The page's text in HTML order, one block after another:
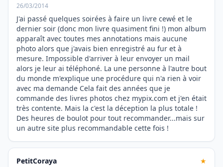
26/03/2014
J'ai passé quelques soirées à faire un livre cewé et le
dernier soir (donc mon livre quasiment fini !) mon album
apparaît avec toutes mes annotations mais aucune
photo alors que j'avais bien enregistré au fur et à
mesure. Impossible d'arriver à leur envoyer un mail
alors je leur ai téléphoné. La une personne à l'autre bout
du monde m'explique une procédure qui n'a rien à voir
avec ma demande Cela fait des années que je
commande des livres photos chez mypix.com et j'en était
très contente. Mais la c'est la déception la plus totale !
Des heures de boulot pour tout recommander...mais sur
un autre site plus recommandable cette fois !
PetitCoraya ★